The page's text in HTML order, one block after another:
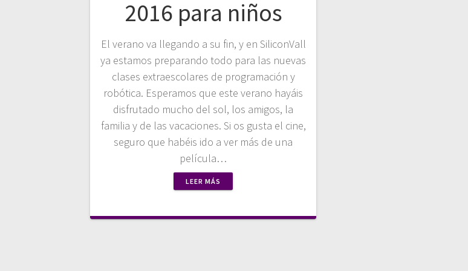
2016 para niños
El verano va llegando a su fin, y en SiliconVall
ya estamos preparando todo para las nuevas
clases extraescolares de programación y
robótica. Esperamos que este verano hayáis
disfrutado mucho del sol, los amigos, la
familia y de las vacaciones. Si os gusta el cine,
seguro que habéis ido a ver más de una
película…
LEER MÁS